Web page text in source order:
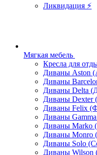
Ликвидация ⚡
Мягкая мебель
Кресла для
Диваны Aston
Диваны
Диваны Delta
Диваны Dexter
Диваны Felix
Диваны
Диваны Marko
Диваны Monro
Диваны Solo
Диваны Wilson